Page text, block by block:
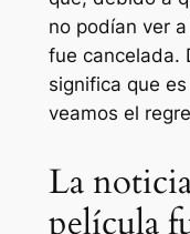
no podían ver
fue cancelada.
significa que
veamos el
La
película